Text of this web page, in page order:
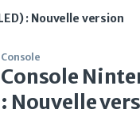
: Nouvelle version
Console
Console
: Nouvelle